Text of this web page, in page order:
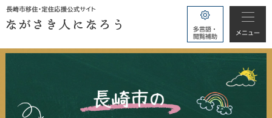
ペ
ー
メ
ニ
多言語・
閲覧補助
メニュー